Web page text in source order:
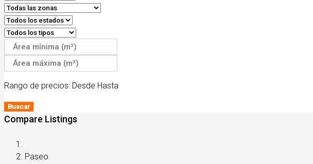
Rango de precios: Desde Hasta
Buscar
Compare Listings
Paseo